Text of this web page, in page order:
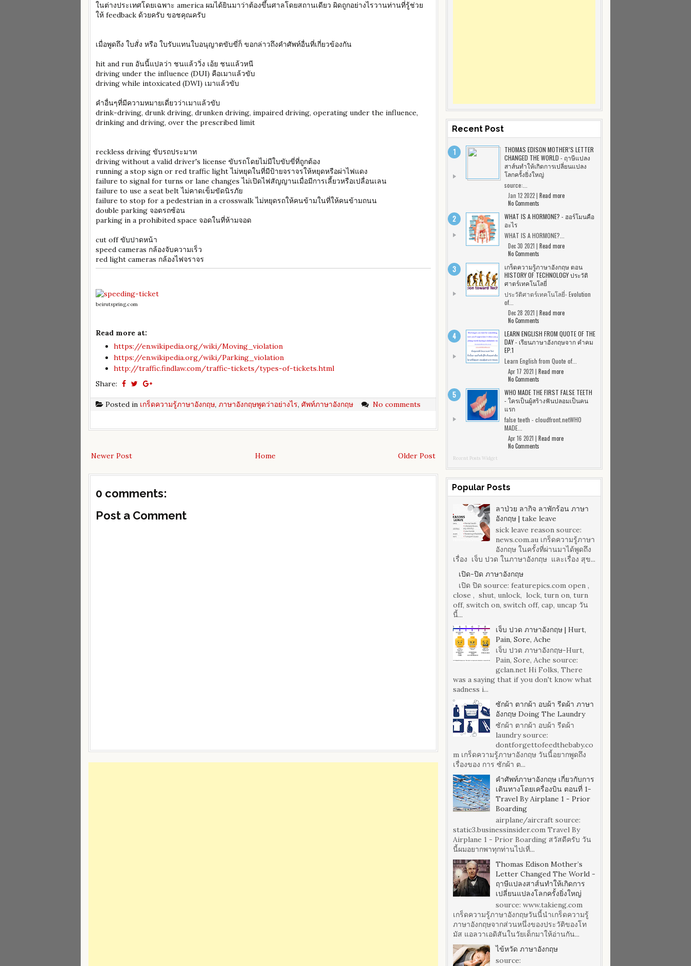
ในต่างประเทศโดยเฉพาะ america ผมได้ยินมาว่าต้องขึ้นศาลโดยสถานเดียว ผิดถูกอย่างไรวานท่านที่รู้ช่วย
ให้ feedback ด้วยครับ ขอชคุณครับ
เมื่อพูดถึง ใบสั่ง หรือ ใบรับแทนใบอนุญาตขับขี่ก็ ขอกล่าวถึงคำศัพท์อื่นที่เกี่ยวข้องกัน
hit and run อันนี้แปลว่า ชนแล้ววิ่ง เอ้ย ชนแล้วหนี
driving under the influence (DUI) คือเมาแล้วขับ
driving while intoxicated (DWI) เมาแล้วขับ
คำอื่นๆที่มีความหมายเดี่ยวว่าเมาแล้วขับ
drink-driving, drunk driving, drunken driving, impaired driving, operating under the influence,
drinking and driving, over the prescribed limit
reckless driving ขับรถประมาท
driving without a valid driver's license ขับรถโดยไม่มีใบขับขี่ที่ถูกต้อง
running a stop sign or red traffic light ไม่หยุดในที่มีป้ายจราจรให้หยุดหรือผ่าไฟแดง
failure to signal for turns or lane changes ไม่เปิดไฟสัญญานเมื่อมีการเลี้ยวหรือเปลื่อนเลน
failure to use a seat belt ไม่คาดเข็มขัดนิรภัย
failure to stop for a pedestrian in a crosswalk ไม่หยุดรถให้คนข้ามในที่ให้คนข้ามถนน
double parking จอดรถซ้อน
parking in a prohibited space จอดในที่ห้ามจอด
cut off ขับปาดหน้า
speed cameras กล้องจับความเร็ว
red light cameras กล้องไฟจราจร
beirutspring.com
Read more at:
https://en.wikipedia.org/wiki/Moving_violation
https://en.wikipedia.org/wiki/Parking_violation
http://traffic.findlaw.com/traffic-tickets/types-of-tickets.html
Share:
Posted in เกร็ดความรู้ภาษาอังกฤษ, ภาษาอังกฤษพูดว่าอย่างไร, ศัพท์ภาษาอังกฤษ No comments
Newer Post Older Post
Home
0 comments:
Post a Comment
Recent Post
THOMAS EDISON MOTHER’S LETTER
CHANGED THE WORLD - ฤาษีแปลง
สาส์นทำให้เกิดการเปลี่ยนแปลง
โลกครั้งยิ่งใหญ่
source:...
Jan 12 2022 | Read more
No Comments
WHAT IS A HORMONE? - ฮอร์โมนคือ
อะไร
WHAT IS A HORMONE?...
Dec 30 2021 | Read more
No Comments
เกร็ดความรู้ภาษาอังกฤษ ตอน
HISTORY OF TECHNOLOGY ประวัติ
ศาตร์เทคโนโลยี่
ประวัติศาตร์เทคโนโลยี่- Evolution
of...
Dec 28 2021 | Read more
No Comments
LEARN ENGLISH FROM QUOTE OF THE
DAY - เรียนภาษาอังกฤษจาก คำคม
EP.1
Learn English from Quote of...
Apr 17 2021 | Read more
No Comments
WHO MADE THE FIRST FALSE TEETH
- ใครเป็นผู้สร้างฟันปลอมเป็นคน
แรก
false teeth - cloudfront.netWHO
MADE...
Apr 16 2021 | Read more
No Comments
Recent Posts Widget
Popular Posts
ลาป่วย ลากิจ ลาพักร้อน ภาษา
อังกฤษ | take leave
sick leave reason source:
news.com.au เกร็ดความรู้ภาษา
อังกฤษ ในครั้งที่ผ่านมาได้พูดถึง
เรื่อง เจ็บ ปวด ในภาษาอังกฤษ และเรื่อง สุข...
เปิด-ปิด ภาษาอังกฤษ
เปิด ปิด source: featurepics.com open ,
close , shut, unlock, lock, turn on, turn
off, switch on, switch off, cap, uncap วัน
นี้...
เจ็บ ปวด ภาษาอังกฤษ | Hurt,
Pain, Sore, Ache
เจ็บ ปวด ภาษาอังกฤษ-Hurt,
Pain, Sore, Ache source:
gclan.net Hi Folks, There
was a saying that if you don't know what
sadness i...
ซักผ้า ตากผ้า อบผ้า รีดผ้า ภาษา
อังกฤษ Doing The Laundry
ซักผ้า ตากผ้า อบผ้า รีดผ้า
laundry source:
dontforgettofeedthebaby.co
m เกร็ดความรู้ภาษาอังกฤษ วันนี้อยากพูดถึง
เรื่องของ การ ซักผ้า ต...
คำศัพท์ภาษาอังกฤษ เกี่ยวกับการ
เดินทางโดยเครื่องบิน ตอนที่ 1-
Travel By Airplane 1 - Prior
Boarding
airplane/aircraft source:
static3.businessinsider.com Travel By
Airplane 1 - Prior Boarding สวัสดีครับ วัน
นี้ผมอยากพาทุกท่านไปเที่...
Thomas Edison Mother’s
Letter Changed The World -
ฤาษีแปลงสาส์นทำให้เกิดการ
เปลี่ยนแปลงโลกครั้งยิ่งใหญ่
source: www.takieng.com
เกร็ดความรู้ภาษาอังกฤษวันนี้นำเกร็ดความรู้
ภาษาอังกฤษจากส่วนหนึ่งของประวัติของโท
มัส แอลวาเอดิสันในวัยเด็กมาให้อ่านกัน...
ไข้หวัด ภาษาอังกฤษ
source: